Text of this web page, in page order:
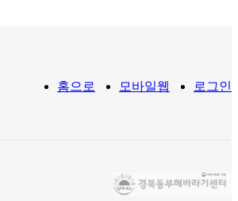
홈으로 모바일웹 로그인